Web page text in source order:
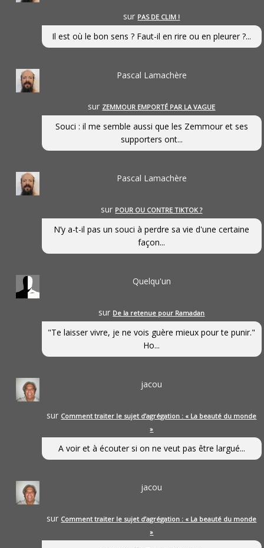
sur PAS DE CLIM !
Il est où le bon sens ? Faut-il en rire ou en pleurer ?...
Pascal Lamachère
sur ZEMMOUR EMPORTÉ PAR LA VAGUE
Souci : il me semble aussi que les Zemmour et ses
supporters ont...
Pascal Lamachère
sur POUR OU CONTRE TIKTOK ?
N’y a-t-il pas un souci à perdre sa vie d'une certaine
façon...
Quelqu'un
sur De la retenue pour Ramadan
"Te laisser vivre, je ne vois guère mieux pour te punir."
Ho...
jacou
sur Comment traiter le sujet d’agrégation : « La beauté du monde
»
A voir et à écouter si on ne veut pas être largué...
jacou
sur Comment traiter le sujet d’agrégation : « La beauté du monde
»